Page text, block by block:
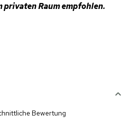
privaten Raum empfohlen.
Bewertung